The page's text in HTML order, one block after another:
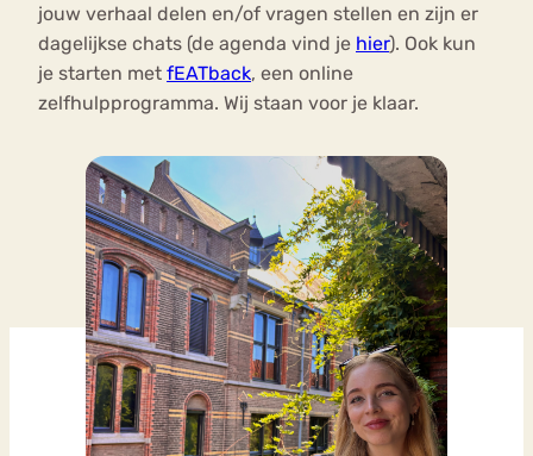
jouw verhaal delen en/of vragen stellen en zijn er
dagelijkse chats (de agenda vind je hier). Ook kun
je starten met fEATback, een online
zelfhulpprogramma. Wij staan voor je klaar.